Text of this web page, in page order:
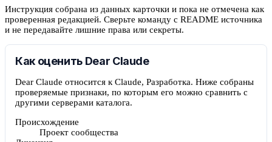
Инструкция собрана из данных карточки и пока не отмечена как
проверенная редакцией. Сверьте команду с README источника
и не передавайте лишние права или секреты.
Как оценить Dear Claude
Dear Claude относится к Claude, Разработка. Ниже собраны
проверяемые признаки, по которым его можно сравнить с
другими серверами каталога.
Происхождение
Проект сообщества